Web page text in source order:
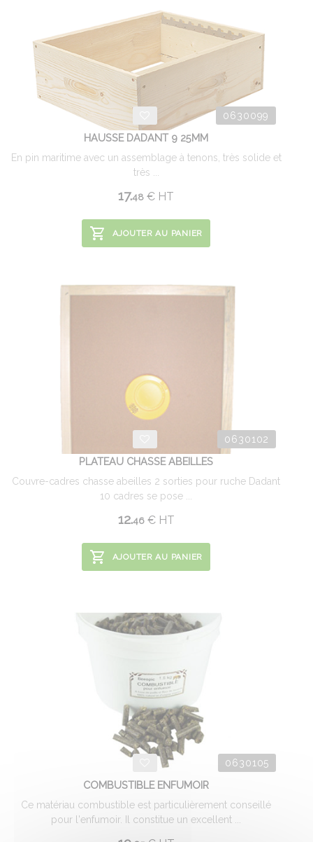
0630099
HAUSSE DADANT 9 25MM
En pin maritime avec un assemblage à tenons, très solide et
très ...
17.48 € HT
AJOUTER AU PANIER
0630102
PLATEAU CHASSE ABEILLES
Couvre-cadres chasse abeilles 2 sorties pour ruche Dadant
10 cadres se pose ...
12.46 €HT
AJOUTER AU PANIER
0630105
COMBUSTIBLE ENFUMOIR
Ce matériau combustible est particulièrement conseillé
pour l'enfumoir. Il constitue un excellent ...